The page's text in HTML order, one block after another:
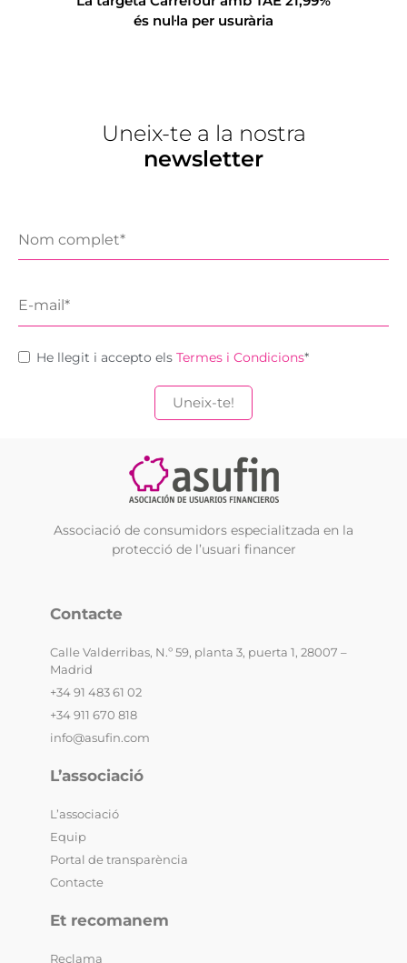
és nul·la per usurària
Uneix-te a la nostra
newsletter
He llegit i accepto els Termes i Condicions*
Associació de consumidors especialitzada en la
protecció de l’usuari financer
Contacte
Calle Valderribas, N.º 59, planta 3, puerta 1, 28007 –
Madrid
+34 91 483 61 02
+34 911 670 818
info@asufin.com
L’associació
L’associació
Equip
Portal de transparència
Contacte
Et recomanem
Reclama